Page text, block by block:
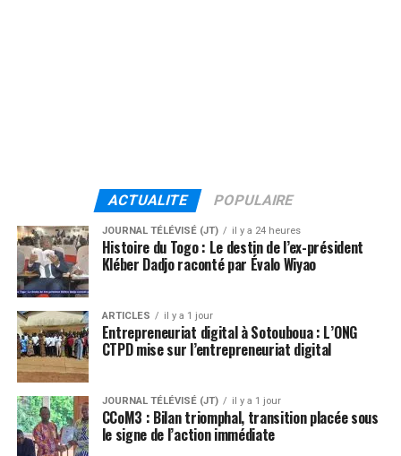
ACTUALITE POPULAIRE
JOURNAL TÉLÉVISÉ (JT) il y a 24 heures
Histoire du Togo : Le destin de l’ex-président
Kléber Dadjo raconté par Évalo Wiyao
ARTICLES il y a 1 jour
Entrepreneuriat digital à Sotouboua : L’ONG
CTPD mise sur l’entrepreneuriat digital
JOURNAL TÉLÉVISÉ (JT) il y a 1 jour
CCoM3 : Bilan triomphal, transition placée sous
le signe de l’action immédiate